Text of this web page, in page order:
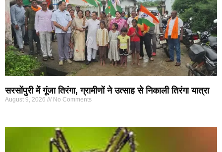
सरसोंपुरी में गूंजा तिरंगा, ग्रामीणों ने उत्साह से निकाली तिरंगा यात्रा
August 9, 2026 No Comments